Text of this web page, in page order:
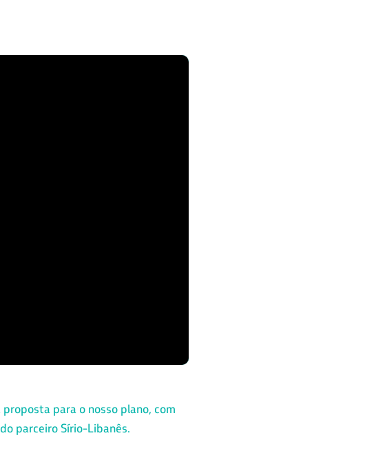
para o nosso plano, com
parceiro Sírio-Libanês.